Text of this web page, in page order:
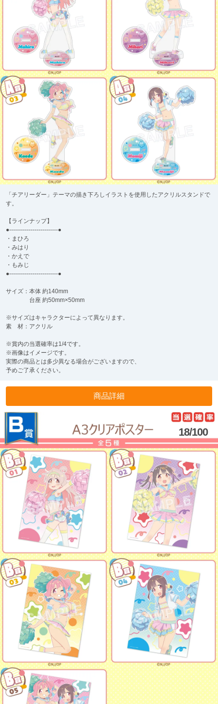
「チアリーダー」テーマの描き下ろしイラストを使用したアクリルスタンドで
す。
【ラインナップ】
●-------------------------●
・まひろ
・みはり
・かえで
・もみじ
●-------------------------●
サイズ：本体 約140mm
台座 約50mm×50mm
※サイズはキャラクターによって異なります。
素 材：アクリル
※賞内の当選確率は1/4です。
※画像はイメージです。
実際の商品とは多少異なる場合がございますので、
予めご了承ください。
商品詳細
18/100